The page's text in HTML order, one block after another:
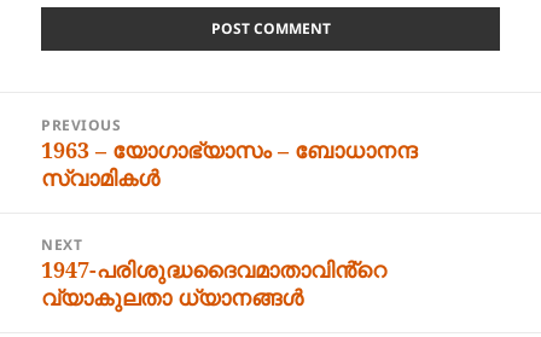
navigation
PREVIOUS
Previous
post:
1963 – യോഗാഭ്യാസം – ബോധാനന്ദ
സ്വാമികൾ
NEXT
Next
post:
1947-പരിശുദ്ധദൈവമാതാവിൻ്റെ
വ്യാകുലതാ ധ്യാനങ്ങൾ